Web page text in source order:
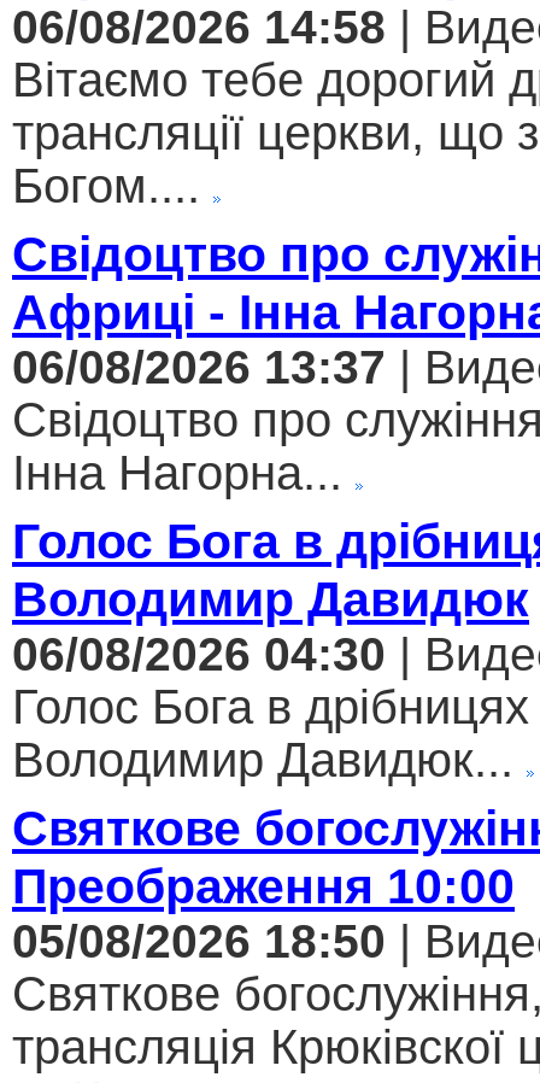
06/08/2026 14:58 |
Вітаємо тебе дорогий
трансляції церкви, що
Богом....
Свідоцтво про
Африці - Інна
06/08/2026 13:37 |
Свідоцтво про
Інна Нагорна...
Голос Бога в
Володимир Давидюк
06/08/2026 04:30 |
Голос Бога в
Володимир Давидюк...
Святкове
Преображення 10:00
05/08/2026 18:50 |
Святкове
трансляція